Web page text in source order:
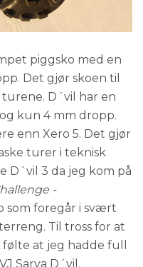
piggsko med en
Det gjør skoen til
D´vil har en
kun 4 mm dropp.
enn Xero 5. Det gjør
turer i teknisk
D´vil 3 da jeg kom på
-
som foregår i svært
Til tross for at
at jeg hadde full
Sarva D´vil.